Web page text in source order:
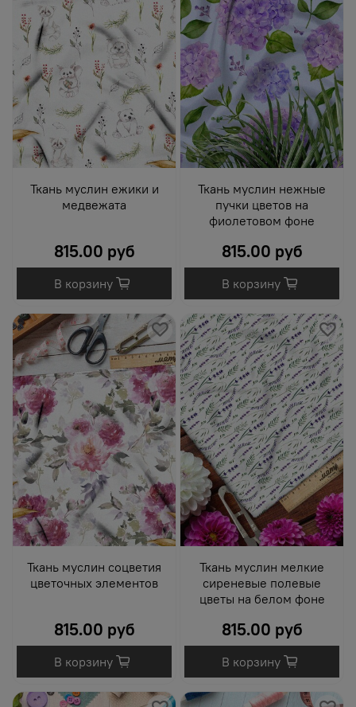
Ткань муслин ежики и
медвежата
815.00 руб
В корзину
Ткань муслин нежные
пучки цветов на
фиолетовом фоне
815.00 руб
В корзину
Ткань муслин соцветия
цветочных элементов
815.00 руб
В корзину
Ткань муслин мелкие
сиреневые полевые
цветы на белом фоне
815.00 руб
В корзину